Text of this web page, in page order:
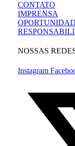
CONTATO
IMPRENSA
NOSSAS
Instagram